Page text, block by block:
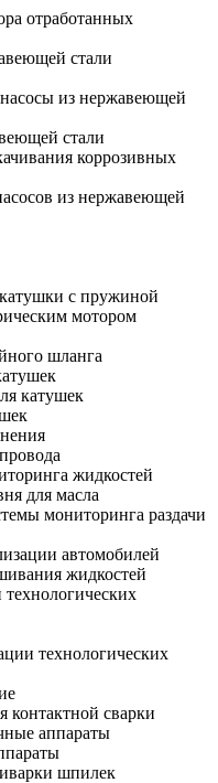
отработанных
стали
из нержавеющей
стали
коррозивных
из нержавеющей
с пружиной
мотором
шланга
катушек
жидкостей
для масла
мониторинга раздачи
автомобилей
жидкостей
технологических
контактной сварки
аппараты
шпилек